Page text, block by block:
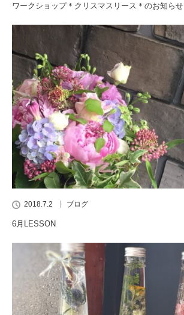
ワークショップ＊クリスマスリース＊のお知らせ
2018.7.2 ブログ
6月LESSON